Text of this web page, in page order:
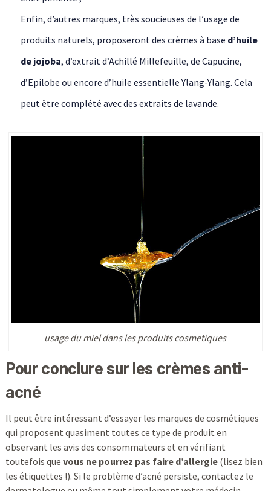
Enfin, d’autres marques, très soucieuses de l’usage de
produits naturels, proposeront des crèmes à base d’huile
de jojoba, d’extrait d’Achillé Millefeuille, de Capucine,
d’Epilobe ou encore d’huile essentielle Ylang-Ylang. Cela
peut être complété avec des extraits de lavande.
usage du miel dans les produits cosmetiques
Pour conclure sur les crèmes anti-
acné
Il peut être intéressant d’essayer les marques de cosmétiques
qui proposent quasiment toutes ce type de produit en
observant les avis des consommateurs et en vérifiant
toutefois que vous ne pourrez pas faire d’allergie(lisez bien
les étiquettes !). Si le problème d’acné persiste, contactez le